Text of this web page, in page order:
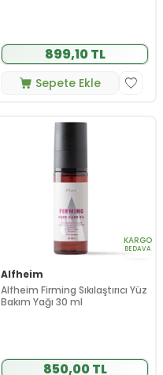
899,10 TL
Sepete Ekle
KARGO
BEDAVA
Alfheim
Alfheim Firming Sıkılaştırıcı Yüz
Bakım Yağı 30 ml
850,00 TL